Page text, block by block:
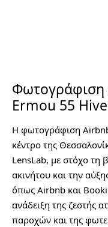
Φωτογράφιση
Ermou 55
Η φωτογράφιση
κέντρο της
LensLab, με στόχο τη
ακινήτου και την
όπως Airbnb και
ανάδειξη της ζεστής
παροχών και της